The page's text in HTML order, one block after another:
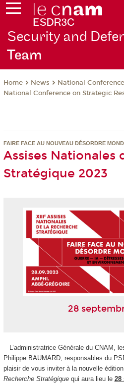
Security and
Team
Home News
National
National Conference on Strategic
FAIRE FACE AU NOUVEAU DÉSORDRE
Assises Nationales
Stratégique 2023
28
L’administratrice Générale du CNAM,
Philippe BAUMARD, responsables du
plaisir de vous inviter à la nouvelle
Recherche Stratégique qui aura lieu le 28